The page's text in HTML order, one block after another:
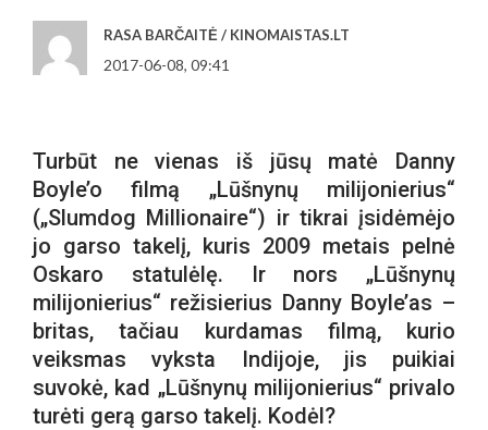
RASA BARČAITĖ / KINOMAISTAS.LT
2017-06-08, 09:41
Turbūt ne vienas iš jūsų matė Danny
Boyle’o filmą „Lūšnynų milijonierius“
(„Slumdog Millionaire“) ir tikrai įsidėmėjo
jo garso takelį, kuris 2009 metais pelnė
Oskaro statulėlę. Ir nors „Lūšnynų
milijonierius“ režisierius Danny Boyle’as –
britas, tačiau kurdamas filmą, kurio
veiksmas vyksta Indijoje, jis puikiai
suvokė, kad „Lūšnynų milijonierius“ privalo
turėti gerą garso takelį. Kodėl?